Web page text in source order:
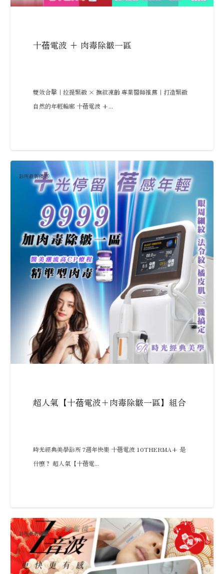
十蓓電波 + 肉毒除皺一區
雙效合擊｜拉提緊緻 × 撫紋凍齡 專業醫師推薦｜打造緊緻
自然的年輕輪廓 十蓓電波 +...
診所最新優惠
超人氣【十蓓電波＋肉毒除皺一區】組合
時光經典美學診所 7週年快樂 十蓓電波 10THERMA+ 是
什麼？ 超人氣【十蓓電...
診所最新優惠